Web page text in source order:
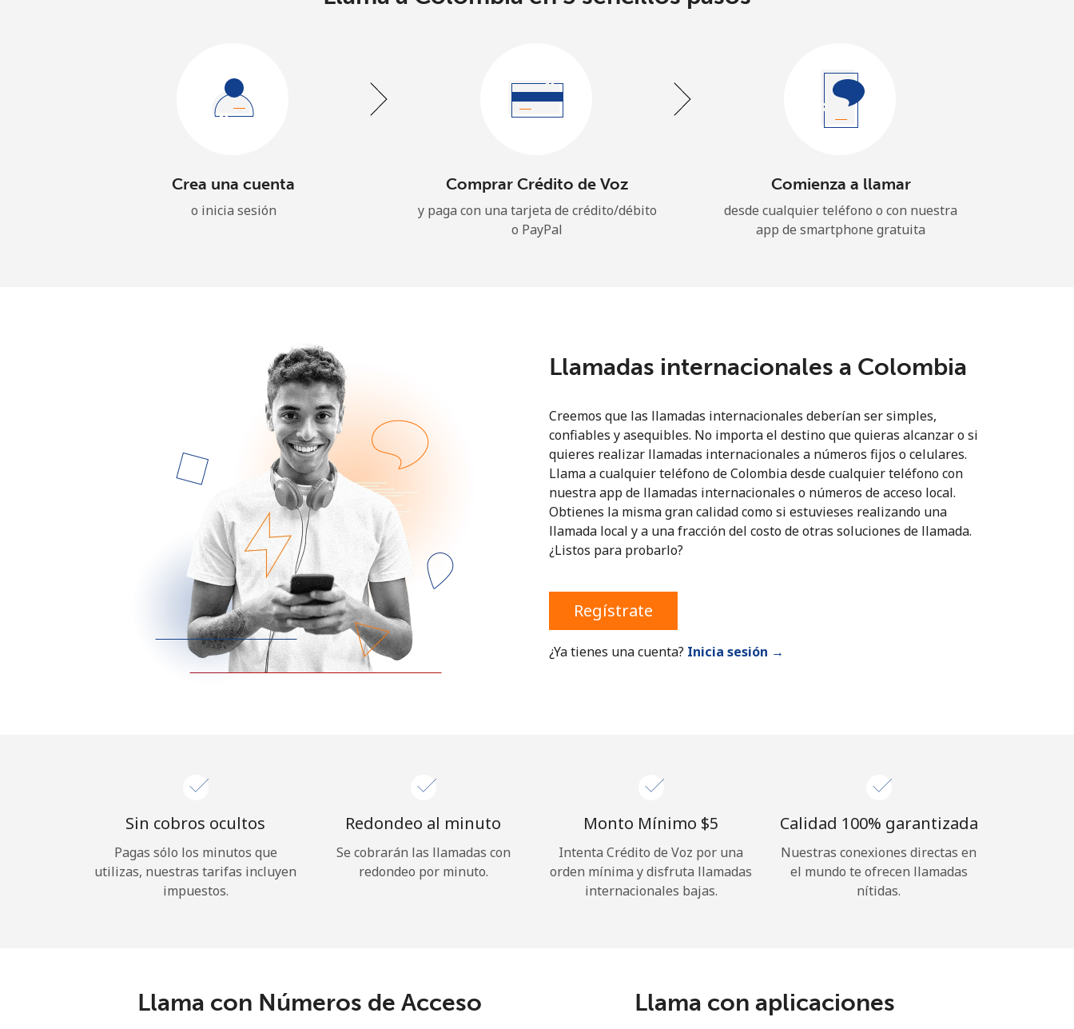
Un número
Al abrir una cuenta en este sitio web, estoy de
Términos y condiciones.
¡Hola!
REGÍSTRATE →
¿Olvidaste tu contraseña? →
Iniciar Sesión
Crea una cuenta
o inicia sesión
Comprar Crédito de Voz
y paga con una tarjeta de crédito/débito
o PayPal
Comienza a llamar
desde cualquier teléfono o con nuestra
app de smartphone gratuita
Llamadas internacionales a Colombia
Creemos que las llamadas internacionales deberían ser simples,
confiables y asequibles. No importa el destino que quieras alcanzar o si
quieres realizar llamadas internacionales a números fijos o celulares.
Llama a cualquier teléfono de Colombia desde cualquier teléfono con
nuestra app de llamadas internacionales o números de acceso local.
Obtienes la misma gran calidad como si estuvieses realizando una
llamada local y a una fracción del costo de otras soluciones de llamada.
¿Listos para probarlo?
Regístrate
¿Ya tienes una cuenta? Inicia sesión →
Sin cobros ocultos
Pagas sólo los minutos que
utilizas, nuestras tarifas incluyen
impuestos.
Redondeo al minuto
Se cobrarán las llamadas con
redondeo por minuto.
Monto Mínimo ⁦$5⁩
Intenta Crédito de Voz por una
orden mínima y disfruta llamadas
internacionales bajas.
Calidad 100% garantizada
Nuestras conexiones directas en
el mundo te ofrecen llamadas
nítidas.
Llama con Números de Acceso Llama con aplicaciones